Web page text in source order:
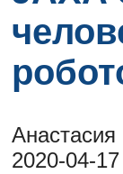
Анастасия
2020-04-